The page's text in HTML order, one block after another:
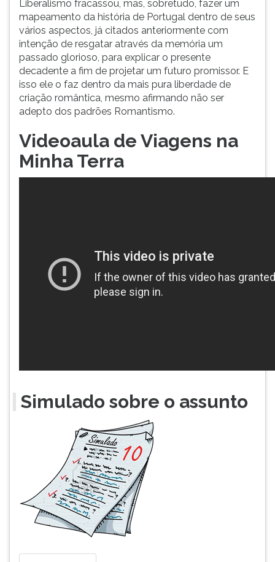
Liberalismo fracassou, mas, sobretudo, fazer um
mapeamento da história de Portugal dentro de seus
vários aspectos, já citados anteriormente com
intenção de resgatar através da memória um
passado glorioso, para explicar o presente
decadente a fim de projetar um futuro promissor. E
isso ele o faz dentro da mais pura liberdade de
criação romântica, mesmo afirmando não ser
adepto dos padrões Romantismo.
Videoaula de Viagens na
Minha Terra
Simulado sobre o assunto